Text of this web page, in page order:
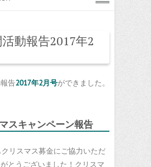
活動報告2017年2
告2017年2月号ができました。
スキャンペーン報告
クリスマス募金にご協力いただ
とうございました！クリスマ